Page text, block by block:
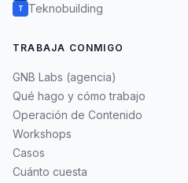
T Teknobuilding
TRABAJA CONMIGO
GNB Labs (agencia)
Qué hago y cómo trabajo
Operación de Contenido
Workshops
Casos
Cuánto cuesta